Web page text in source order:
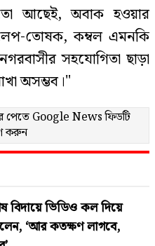
তো আছেই, অবাক হওয়ার
তোষক, কম্বল এমনকি
সহযোগিতা ছাড়া
অসম্ভব।"
পেতে Google Newsফিডটি
করুন
বিদায়ে ভিডিও কল দিয়ে
‘আর কতক্ষণ লাগবে,